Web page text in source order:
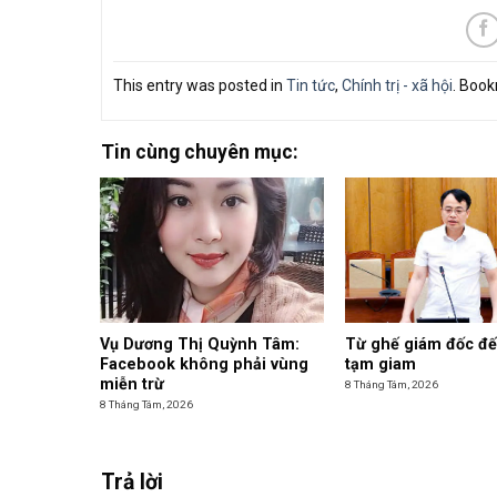
This entry was posted in Tin tức, Chính trị - xã hội.
Tin cùng chuyên mục:
Vụ Dương Thị Quỳnh Tâm:
Facebook không phải vùng
miễn trừ
8 Tháng Tám, 2026
Từ ghế giám đốc
tạm giam
8 Tháng Tám, 2026
Trả lời